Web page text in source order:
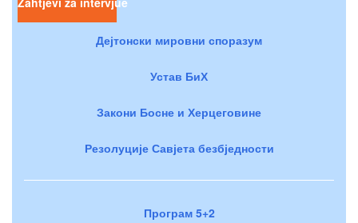
Дејтонски мировни споразум
Устав БиХ
Закони Босне и Херцеговине
Резолуције Савјета безбједности
Програм 5+2